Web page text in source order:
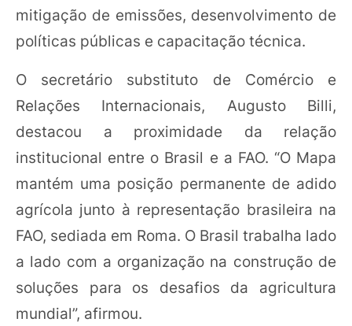
mitigação de emissões, desenvolvimento de
políticas públicas e capacitação técnica.
O secretário substituto de Comércio e
Relações Internacionais, Augusto Billi,
destacou a proximidade da relação
institucional entre o Brasil e a FAO. “O Mapa
mantém uma posição permanente de adido
agrícola junto à representação brasileira na
FAO, sediada em Roma. O Brasil trabalha lado
a lado com a organização na construção de
soluções para os desafios da agricultura
mundial”, afirmou.